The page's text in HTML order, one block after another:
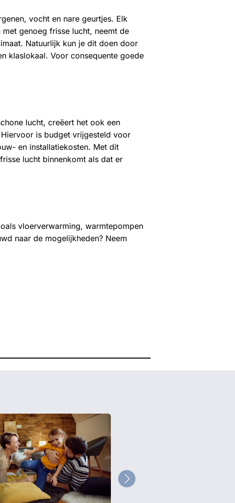
vocht en nare geurtjes. Elk
genoeg frisse lucht, neemt de
Natuurlijk kun je dit doen door
klaslokaal. Voor consequente goede
lucht, creëert het ook een
is budget vrijgesteld voor
en installatiekosten. Met dit
lucht binnenkomt als dat er
vloerverwarming, warmtepompen
naar de mogelijkheden? Neem